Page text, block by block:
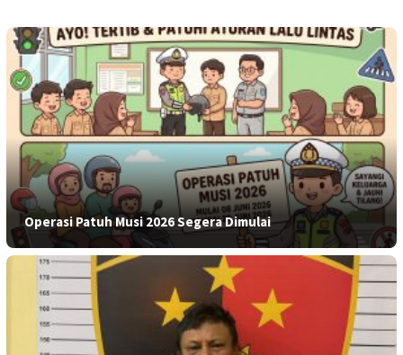
Operasi Patuh Musi 2026 Segera Dimulai